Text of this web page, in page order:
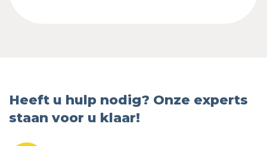
Heeft u hulp nodig? Onze experts
staan voor u klaar!